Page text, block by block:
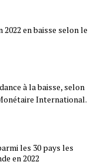
2022 en baisse selon le
à la baisse, selon
International.
les 30 pays les
en 2022